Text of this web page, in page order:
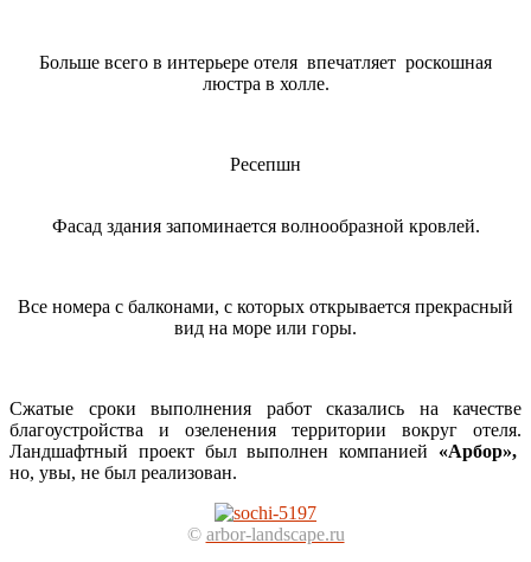
Больше всего в интерьере отеля впечатляет роскошная
люстра в холле.
Ресепшн
Фасад здания запоминается волнообразной кровлей.
Все номера с балконами, с которых открывается прекрасный
вид на море или горы.
Сжатые сроки выполнения работ сказались на качестве
благоустройства и озеленения территории вокруг отеля.
Ландшафтный проект был выполнен компанией «Арбор»,
но, увы, не был реализован.
© arbor-landscape.ru